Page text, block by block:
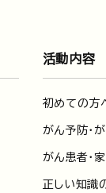
活動内容
初めての方
がん予防・
がん患者・
正しい知識